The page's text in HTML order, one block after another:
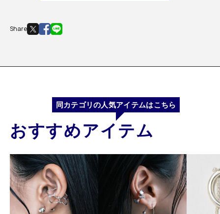
Share
おすすめアイテム
同カテゴリの人気アイテムはこちら